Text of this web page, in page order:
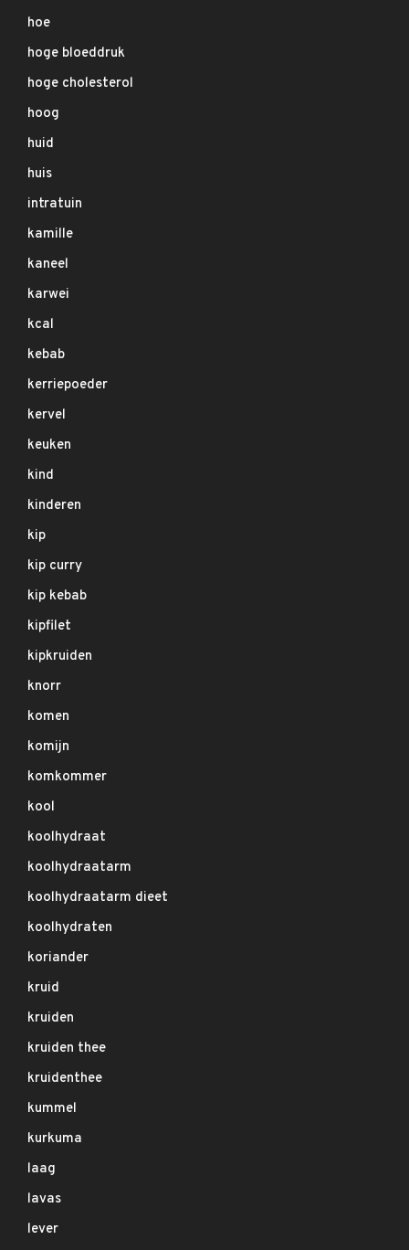
hoe
hoge bloeddruk
hoge cholesterol
hoog
huid
huis
intratuin
kamille
kaneel
karwei
kcal
kebab
kerriepoeder
kervel
keuken
kind
kinderen
kip
kip curry
kip kebab
kipfilet
kipkruiden
knorr
komen
komijn
komkommer
kool
koolhydraat
koolhydraatarm
koolhydraatarm dieet
koolhydraten
koriander
kruid
kruiden
kruiden thee
kruidenthee
kummel
kurkuma
laag
lavas
lever